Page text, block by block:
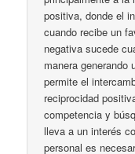
positiva, donde el
cuando recibe un
negativa sucede
manera generando
permite el
reciprocidad
competencia y
lleva a un interés
personal es